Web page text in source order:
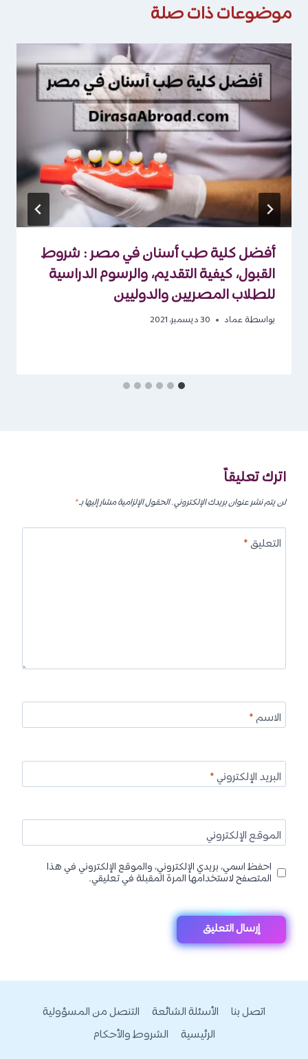
موضوعات ذات صلة
أفضل كلية طب أسنان في مصر : شروط
القبول، كيفية التقديم، والرسوم الدراسية
للطلاب المصريين والدوليين
بواسطة عماد 30 ديسمبر، 2021
اترك تعليقاً
لن يتم نشر عنوان بريدك الإلكتروني.الحقول الإلزامية مشار إليها بـ*
التعليق*
الاسم*
البريد الإلكتروني*
الموقع الإلكتروني
احفظ اسمي، بريدي الإلكتروني، والموقع الإلكتروني في هذا
المتصفح لاستخدامها المرة المقبلة في تعليقي.
اتصل بنا الأسئلة الشائعة
التنصل من المسؤولية
الرئيسية
الشروط والأحكام